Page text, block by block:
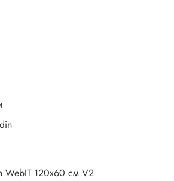
WebIT 120х60 см V2